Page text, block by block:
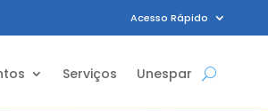
Acesso Rápido
Serviços Unespar